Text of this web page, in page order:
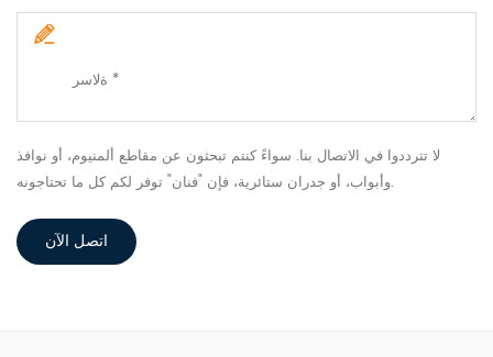
لا تترددوا في الاتصال بنا. سواءً كنتم تبحثون عن مقاطع ألمنيوم، أو نوافذ
وأبواب، أو جدران ستائرية، فإن "فنان" توفر لكم كل ما تحتاجونه.
اتصل الآن